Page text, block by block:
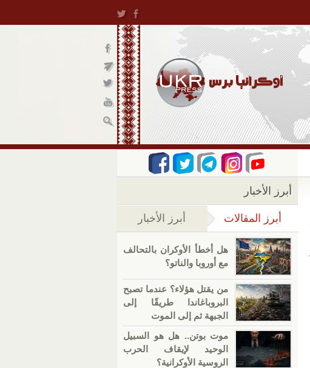
أبرز الأخبار
أبرز المقالات (علامة التبويب النشطة)
أبرز الأخبار
هل أخطأ الأوكران بالتحالف
مع أوروبا والناتو؟
من يقتل هؤلاء؟ عندما تصبح
البروباغاندا طريقًا إلى
الجبهة ثم إلى الموت
موت بوتن.. هل هو السبيل
الوحيد لإيقاف الحرب
الروسية الأوكرانية؟